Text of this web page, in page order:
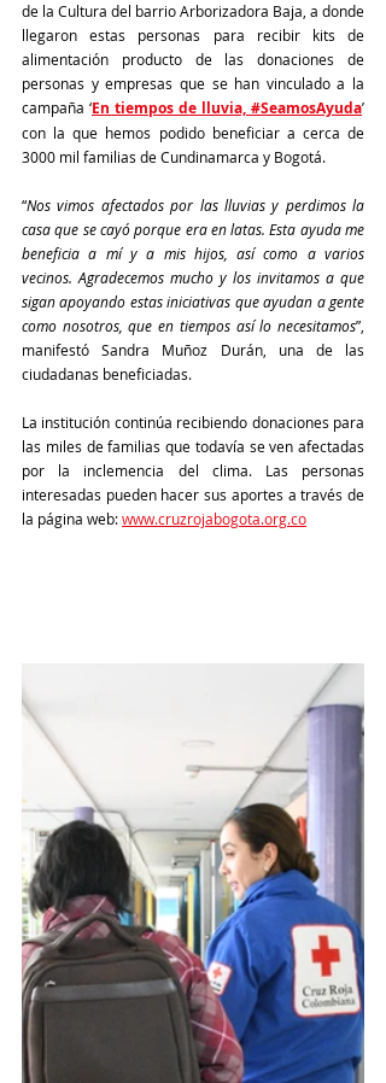
de la Cultura del barrio Arborizadora Baja, a donde
llegaron estas personas para recibir kits de
alimentación producto de las donaciones de
personas y empresas que se han vinculado a la
campaña ‘En tiempos de lluvia, #SeamosAyuda’
con la que hemos podido beneficiar a cerca de
3000 mil familias de Cundinamarca y Bogotá.
“Nos vimos afectados por las lluvias y perdimos la
casa que se cayó porque era en latas. Esta ayuda me
beneficia a mí y a mis hijos, así como a varios
vecinos. Agradecemos mucho y los invitamos a que
sigan apoyando estas iniciativas que ayudan a gente
como nosotros, que en tiempos así lo necesitamos”,
manifestó Sandra Muñoz Durán, una de las
ciudadanas beneficiadas.
La institución continúa recibiendo donaciones para
las miles de familias que todavía se ven afectadas
por la inclemencia del clima. Las personas
interesadas pueden hacer sus aportes a través de
la página web: www.cruzrojabogota.org.co